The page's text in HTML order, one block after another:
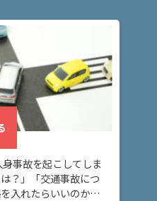
事故を起こしてしま
？」「交通事故につ
入れたらいいのか分